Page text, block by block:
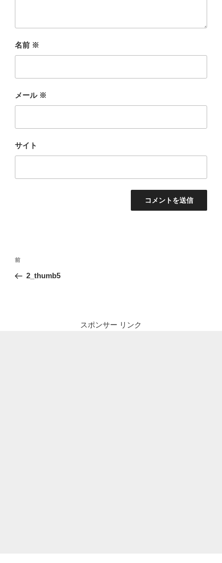
名前 ※
メール ※
サイト
投
ナ
前
の
前
2_thumb5
スポンサー リンク